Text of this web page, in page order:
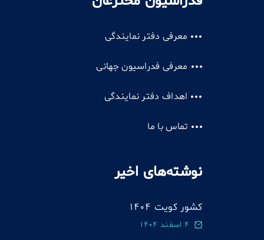
معرفی دفتر نمایندگی
معرفی فدراسیون جهانی
اهداف دفتر نمایندگی
تماس با ما
نوشته‌های اخیر
کشور کویت 1404
4 اسفند 1404